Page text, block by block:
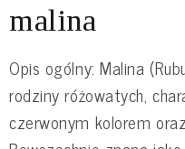
malina
Opis ogólny: Malina
rodziny różowatych,
czerwonym kolorem